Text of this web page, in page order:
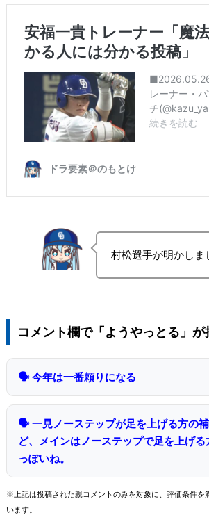
村松選手が明かしま
コメント欄で「ようやっとる」
🗣 今年は一番頼りになる
🗣 一見ノーステップが足を上げる方の
ど、メインはノーステップで足を上げ
っぽいね。
※上記は投稿された親コメントのみを対象に、評価条件を
います。